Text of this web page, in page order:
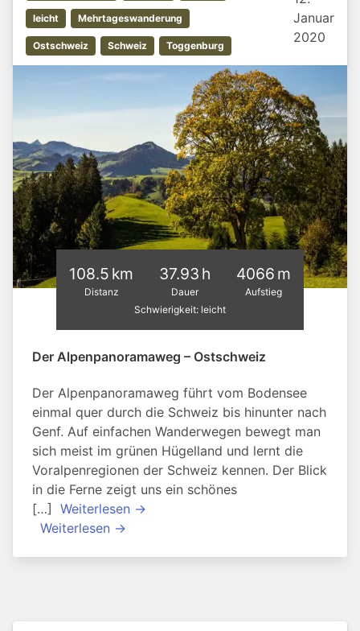
leicht Mehrtageswanderung
Ostschweiz Schweiz Toggenburg
Januar
2020
108.5 km
Distanz
37.93 h
Dauer
4066 m
Aufstieg
Schwierigkeit: leicht
Der Alpenpanoramaweg – Ostschweiz
Der Alpenpanoramaweg führt vom Bodensee
einmal quer durch die Schweiz bis hinunter nach
Genf. Auf einfachen Wanderwegen bewegt man
sich meist im grünen Hügelland und lernt die
Voralpenregionen der Schweiz kennen. Der Blick
in die Ferne zeigt uns ein schönes
[…] Weiterlesen →
Weiterlesen →